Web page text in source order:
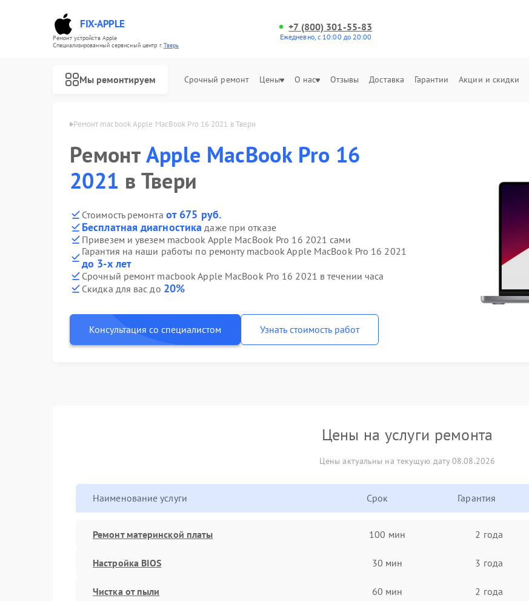
FIX-APPLE
Ремонт устройств Apple
Специализированный cервисный центр г.Тверь
+7 (800) 301-55-83
Ежедневно, с 10:00 до 20:00
Мы ремонтируем Срочный ремонт Цены О нас Отзывы Доставка Гарантии Акции и скидки
Ремонт macbook Apple MacBook Pro 16 2021 в Твери
РемонтApple MacBook Pro 16
2021 в Твери
Стоимость ремонта от 675 руб.
Бесплатная диагностика даже при отказе
Привезем и увезем macbook Apple MacBook Pro 16 2021 сами
Гарантия на наши работы по ремонту macbook Apple MacBook Pro 16 2021
до 3-х лет
Срочный ремонт macbook Apple MacBook Pro 16 2021 в течении часа
Скидка для вас до 20%
Консультация со специалистом Узнать стоимость работ
Цены на услуги ремонта
Цены актуальны на текущую дату 08.08.2026
Наименование услуги Срок Гарантия
Ремонт материнской платы 100 мин 2 года
Настройка BIOS 30 мин 3 года
Чистка от пыли 60 мин 2 года